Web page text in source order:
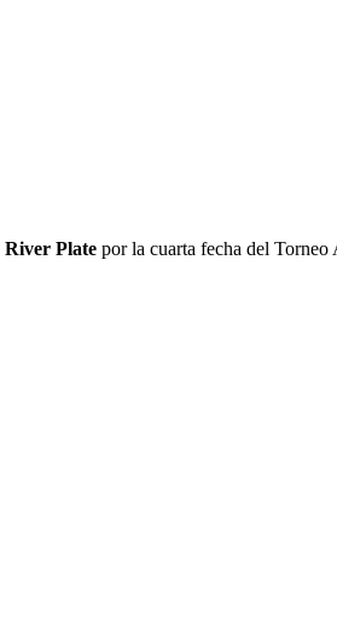
River Plate por la cuarta fecha del Torneo